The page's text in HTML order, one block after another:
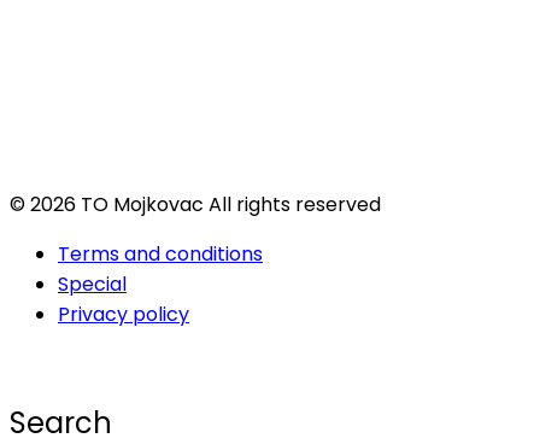
© 2026 TO Mojkovac All rights reserved
Terms and conditions
Special
Privacy policy
Search